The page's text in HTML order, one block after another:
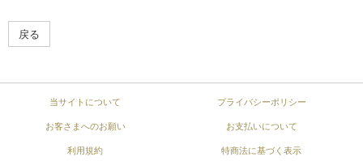
戻る
当サイトについて
プライバシーポリシー
お客さまへのお願い
お支払いについて
利用規約
特商法に基づく表示